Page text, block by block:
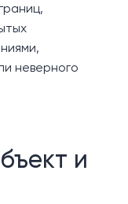
неверного
и